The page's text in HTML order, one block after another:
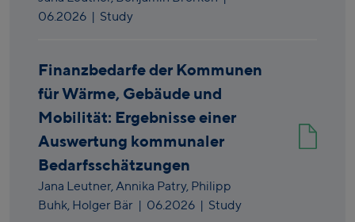
06.2026 | Study
Finanzbedarfe der Kommunen
für Wärme, Gebäude und
Mobilität: Ergebnisse einer
Auswertung kommunaler
Bedarfsschätzungen
Jana Leutner,Annika Patry, Philipp
Buhk, Holger Bär | 06.2026 | Study